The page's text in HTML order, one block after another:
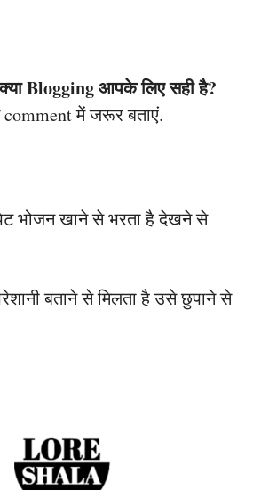
क्या Blogging आपके लिए सही है?
comment में जरूरबताएं.
भोजन खाने से भरता है देखने से
बताने से मिलता हैउसे छुपाने से